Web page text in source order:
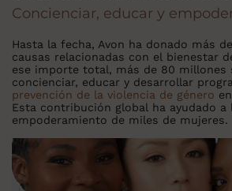
Concienciar, educar y
Hasta la fecha, Avon ha donado más
causas relacionadas con el bienestar
ese importe total, más de 80 millones
concienciar, educar y desarrollar
prevención de la violencia de género
Esta contribución global ha ayudado a
empoderamiento de miles de mujeres.